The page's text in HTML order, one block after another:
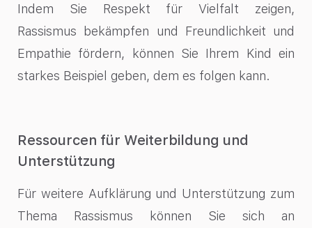
Indem Sie Respekt für Vielfalt zeigen,
Rassismus bekämpfen und Freundlichkeit und
Empathie fördern, können Sie Ihrem Kind ein
starkes Beispiel geben, dem es folgen kann.
Ressourcen für Weiterbildung und
Unterstützung
Für weitere Aufklärung und Unterstützung zum
Thema Rassismus können Sie sich an